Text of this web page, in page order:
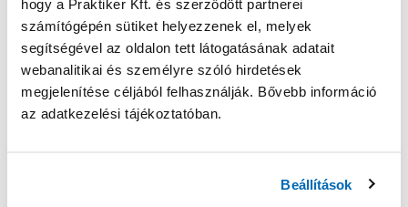
hogy a Praktiker Kft. és szerződött partnerei
számítógépén sütiket helyezzenek el, melyek
segítségével az oldalon tett látogatásának adatait
webanalitikai és személyre szóló hirdetések
megjelenítése céljából felhasználják. Bővebb információ
az adatkezelési tájékoztatóban.
Beállítások